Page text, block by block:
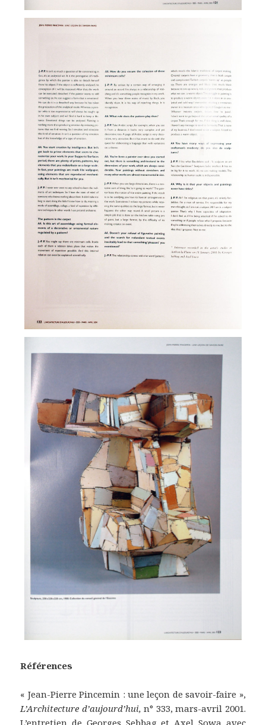
Références
« Jean-Pierre Pincemin : une leçon de savoir-faire »,
L’Architecture d’aujourd’hui,n° 333, mars-avril 2001.